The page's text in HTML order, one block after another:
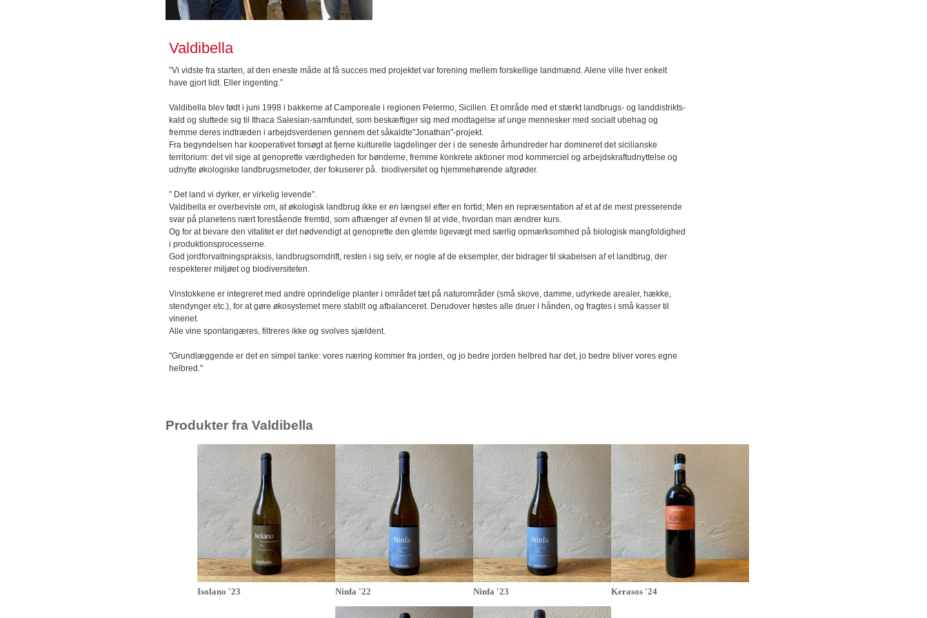
Valdibella
”Vi vidste fra starten, at den eneste måde at få succes med projektet var forening mellem forskellige landmænd. Alene ville hver enkelt
have gjort lidt. Eller ingenting.”
Valdibella blev født i juni 1998 i bakkerne af Camporeale i regionen Pelermo, Sicilien. Et område med et stærkt landbrugs- og landdistrikts-
kald og sluttede sig til Ithaca Salesian-samfundet, som beskæftiger sig med modtagelse af unge mennesker med socialt ubehag og
fremme deres indtræden i arbejdsverdenen gennem det såkaldte"Jonathan"-projekt.
Fra begyndelsen har kooperativet forsøgt at fjerne kulturelle lagdelinger der i de seneste århundreder har domineret det sicilianske
territorium: det vil sige at genoprette værdigheden for bønderne, fremme konkrete aktioner mod kommerciel og arbejdskraftudnyttelse og
udnytte økologiske landbrugsmetoder, der fokuserer på. biodiversitet og hjemmehørende afgrøder.
” Det land vi dyrker, er virkelig levende”.
Valdibella er overbeviste om, at økologisk landbrug ikke er en længsel efter en fortid; Men en repræsentation af et af de mest presserende
svar på planetens nært forestående fremtid, som afhænger af evnen til at vide, hvordan man ændrer kurs.
Og for at bevare den vitalitet er det nødvendigt at genoprette den glemte ligevægt med særlig opmærksomhed på biologisk mangfoldighed
i produktionsprocesserne.
God jordforvaltningspraksis, landbrugsomdrift, resten i sig selv, er nogle af de eksempler, der bidrager til skabelsen af et landbrug, der
respekterer miljøet og biodiversiteten.
Vinstokkene er integreret med andre oprindelige planter i området tæt på naturområder (små skove, damme, udyrkede arealer, hække,
stendynger etc.), for at gøre økosystemet mere stabilt og afbalanceret. Derudover høstes alle druer i hånden, og fragtes i små kasser til
vineriet.
Alle vine spontangæres, filtreres ikke og svolves sjældent.
"Grundlæggende er det en simpel tanke: vores næring kommer fra jorden, og jo bedre jorden helbred har det, jo bedre bliver vores egne
helbred."
Produkter fra Valdibella
Isolano '23 Ninfa '22 Ninfa '23 Kerasos '24